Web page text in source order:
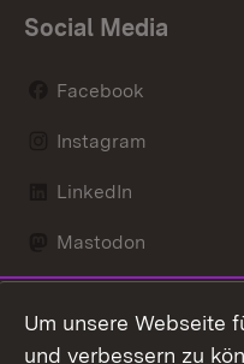
Social Media
Facebook
Instagram
LinkedIn
Mastodon
X / Twitter
Um unsere Webseite
und verbessern zu